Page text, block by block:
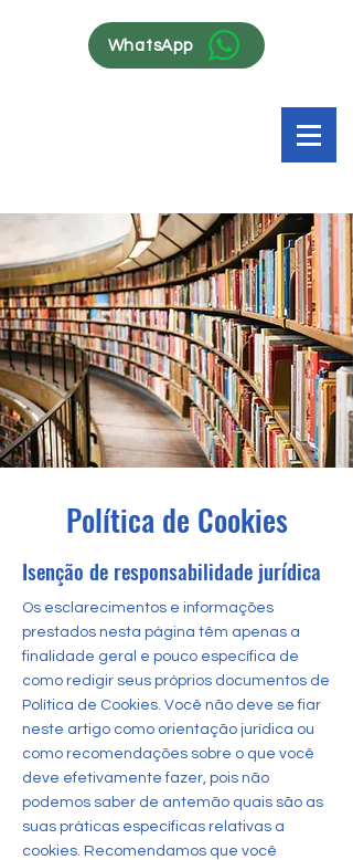
WhatsApp
Política de Cookies
Isenção de responsabilidade jurídica
Os esclarecimentos e informações
prestados nesta página têm apenas a
finalidade geral e pouco específica de
como redigir seus próprios documentos de
Política de Cookies. Você não deve se fiar
neste artigo como orientação jurídica ou
como recomendações sobre o que você
deve efetivamente fazer, pois não
podemos saber de antemão quais são as
suas práticas específicas relativas a
cookies. Recomendamos que você